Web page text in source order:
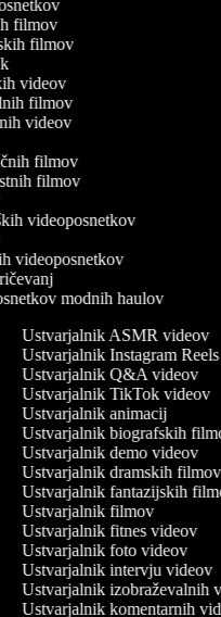
filmov
filmov
videov
filmov
videov
filmov
filmov
videoposnetkov
videoposnetkov
modnih haulov
Ustvarjalnik ASMR videov
Ustvarjalnik Instagram Reels
Ustvarjalnik Q&A videov
Ustvarjalnik TikTok videov
Ustvarjalnik animacij
Ustvarjalnik biografskih
Ustvarjalnik demo videov
Ustvarjalnik dramskih filmov
Ustvarjalnik fantazijskih
Ustvarjalnik filmov
Ustvarjalnik fitnes videov
Ustvarjalnik foto videov
Ustvarjalnik intervju videov
Ustvarjalnik izobraževalnih
Ustvarjalnik komentarnih